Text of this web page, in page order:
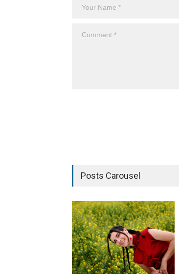
Posts Carousel